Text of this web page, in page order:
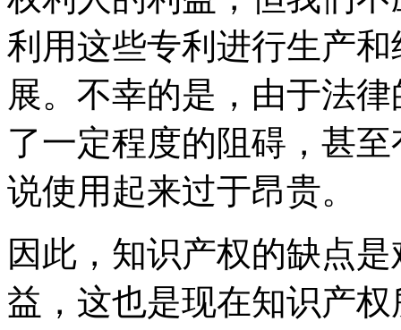
利用这些专利进行生产
展。不幸的是，由于法
了一定程度的阻碍，甚
说使用起来过于昂贵。
因此，知识产权的缺点
益，这也是现在知识产